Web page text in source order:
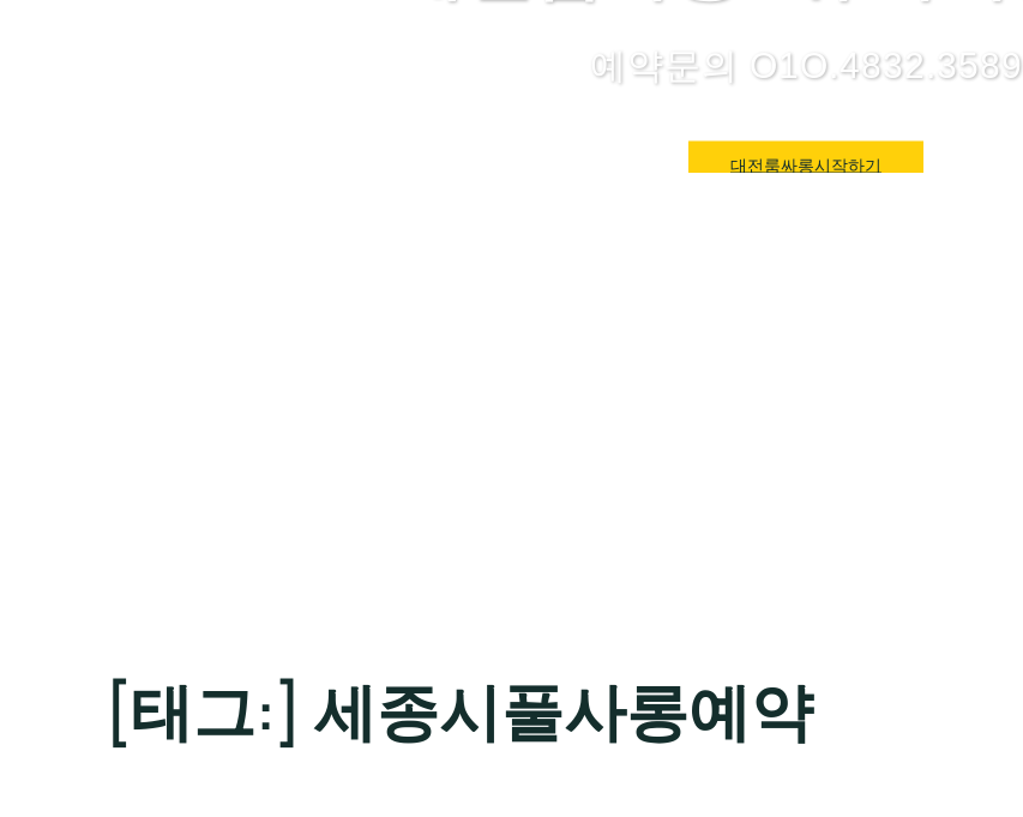
예약문의 O1O.4832.3589
대전룸싸롱시작하기
[태그:] 세종시풀사롱예약